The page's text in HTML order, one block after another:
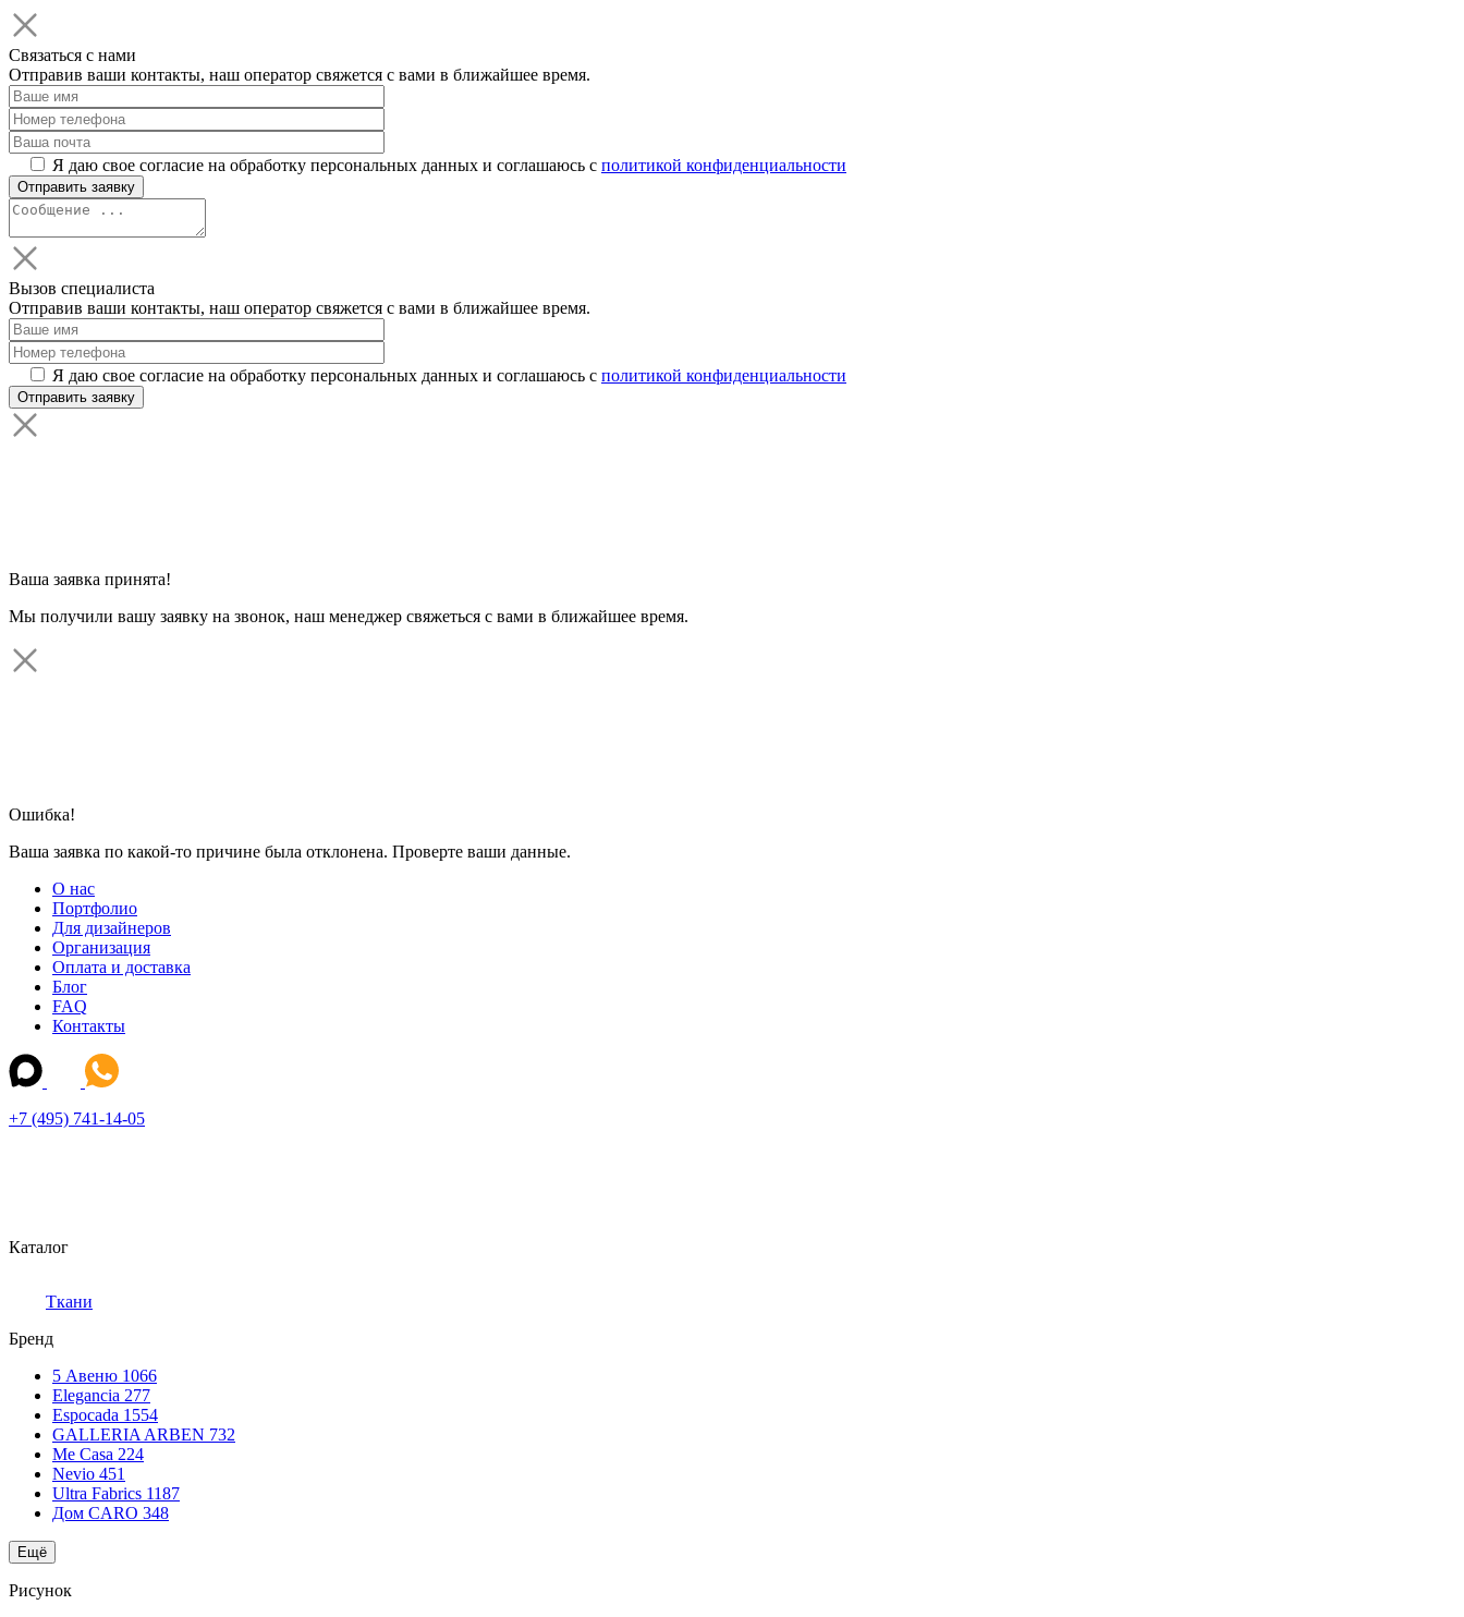
Связаться с нами
Отправив ваши контакты, наш оператор свяжется с вами в ближайшее время.
Я даю свое согласие на обработку персональных данных и соглашаюсь с политикой конфиденциальности
Вызов специалиста
Отправив ваши контакты, наш оператор свяжется с вами в ближайшее время.
Я даю свое согласие на обработку персональных данных и соглашаюсь с политикой конфиденциальности
Ваша заявка принята!
Мы получили вашу заявку на звонок, наш менеджер свяжеться с вами в ближайшее время.
Ошибка!
Ваша заявка по какой-то причине была отклонена. Проверте ваши данные.
О нас
Портфолио
Для дизайнеров
Организация
Оплата и доставка
Блог
FAQ
Контакты
+7 (495) 741-14-05
Каталог
Ткани
Бренд
5 Авеню 1066
Elegancia 277
Espocada 1554
GALLERIA ARBEN 732
Me Casa 224
Nevio 451
Ultra Fabrics 1187
Дом CARO 348
Ещё
Рисунок